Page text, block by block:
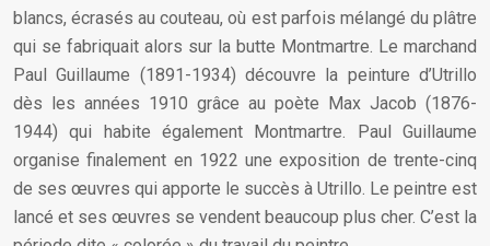
blancs, écrasés au couteau, où est parfois mélangé du plâtre
qui se fabriquait alors sur la butte Montmartre. Le marchand
Paul Guillaume (1891-1934) découvre la peinture d’Utrillo
dès les années 1910 grâce au poète Max Jacob (1876-
1944) qui habite également Montmartre. Paul Guillaume
organise finalement en 1922 une exposition de trente-cinq
de ses œuvres qui apporte le succès à Utrillo. Le peintre est
lancé et ses œuvres se vendent beaucoup plus cher. C’est la